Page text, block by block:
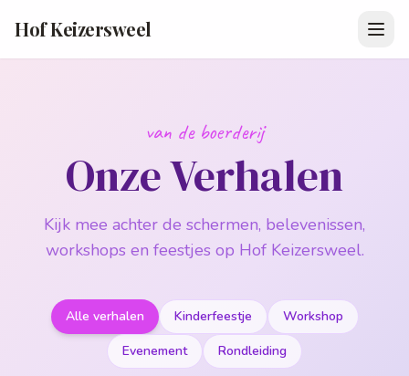
Hof Keizersweel
van de boerderij
Onze Verhalen
Kijk mee achter de schermen, belevenissen,
workshops en feestjes op Hof Keizersweel.
Alle verhalen Kinderfeestje
Workshop
Evenement
Rondleiding